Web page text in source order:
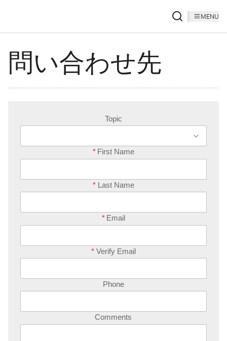
MENU
問い合わせ先
Topic
* First Name
* Last Name
* Email
* Verify Email
Phone
Comments